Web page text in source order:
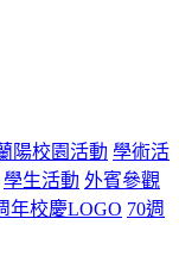
陽校園活動 學術活
學生活動 外賓參觀
年校慶LOGO 70週